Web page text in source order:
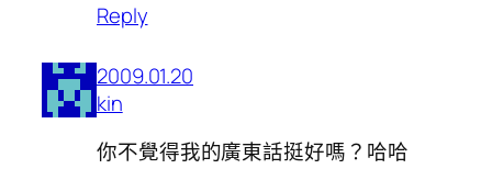
Reply
2009.01.20
kin
你不覺得我的廣東話挺好嗎？哈哈